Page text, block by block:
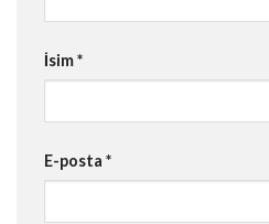
İsim*
E-posta *